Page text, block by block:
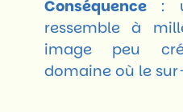
Conséquence:
ressemble à
image peu
domaine où le